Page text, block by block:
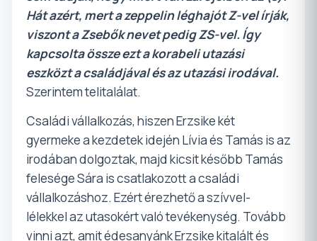
Hát azért, mert a zeppelin léghajót Z-vel írják,
viszont a Zsebők nevet pedig ZS-vel. Így
kapcsolta össze ezt a korabeli utazási
eszközt a családjával és az utazási irodával.
Szerintem telitalálat.
Családi vállalkozás, hiszen Erzsike két
gyermeke a kezdetek idején Lívia és Tamás is az
irodában dolgoztak, majd kicsit később Tamás
felesége Sára is csatlakozott a családi
vállalkozáshoz. Ezért érezhető a szívvel-
lélekkel az utasokért való tevékenység. Tovább
vinni azt, amit édesanyánk Erzsike kitalált és